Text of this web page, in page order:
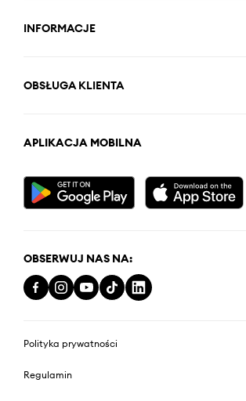
INFORMACJE
OBSŁUGA KLIENTA
APLIKACJA MOBILNA
OBSERWUJ NAS NA:
Polityka prywatności
Regulamin